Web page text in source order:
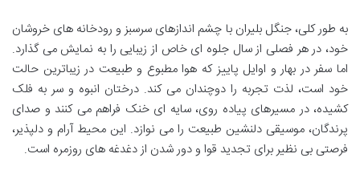
به طور کلی، جنگل بلیران با چشم اندازهای سرسبز و رودخانه های خروشان
خود، در هر فصلی از سال جلوه ای خاص از زیبایی را به نمایش می گذارد.
اما سفر در بهار و اوایل پاییز که هوا مطبوع و طبیعت در زیباترین حالت
خود است، لذت تجربه را دوچندان می کند. درختان انبوه و سر به فلک
کشیده، در مسیرهای پیاده روی، سایه ای خنک فراهم می کنند و صدای
پرندگان، موسیقی دلنشین طبیعت را می نوازد. این محیط آرام و دلپذیر،
فرصتی بی نظیر برای تجدید قوا و دور شدن از دغدغه های روزمره است.